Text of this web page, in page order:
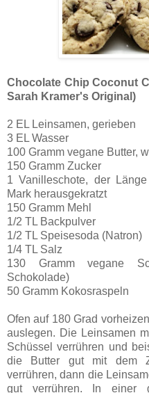
Chocolate Chip Coconut
Sarah Kramer's Original)
2 EL Leinsamen, gerieben
3 EL Wasser
100 Gramm vegane Butter,
150 Gramm Zucker
1 Vanilleschote, der
Mark herausgekratzt
150 Gramm Mehl
1/2 TL Backpulver
1/2 TL Speisesoda (Natron)
1/4 TL Salz
130 Gramm vegane
Schokolade)
50 Gramm Kokosraspeln
Ofen auf 180 Grad
auslegen. Die Leinsamen
Schüssel verrühren und
die Butter gut mit dem
verrühren, dann die
gut verrühren. In einer